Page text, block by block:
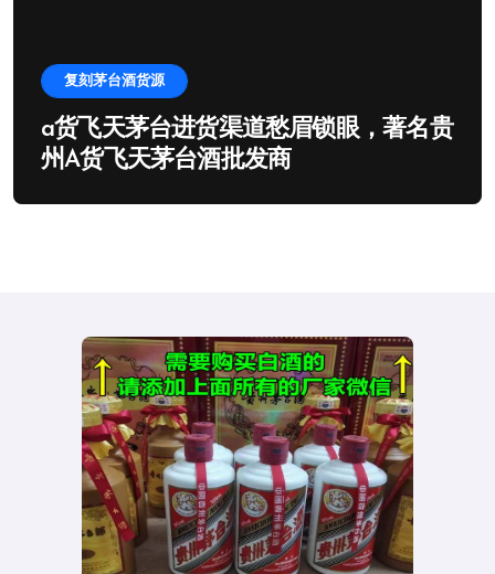
复刻茅台酒货源
a货飞天茅台进货渠道愁眉锁眼，著名贵
州A货飞天茅台酒批发商